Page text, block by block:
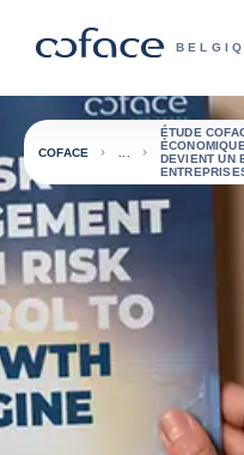
Retour à la page d'accueil
COFACE
ÉTUDE
DEVIENT UN